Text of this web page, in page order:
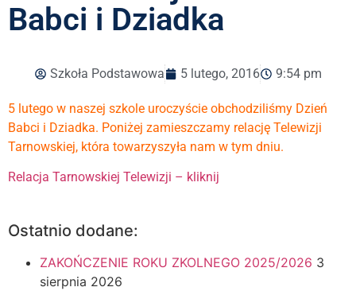
Babci i Dziadka
Szkoła Podstawowa 5 lutego, 2016 9:54 pm
5 lutego w naszej szkole uroczyście obchodziliśmy Dzień
Babci i Dziadka. Poniżej zamieszczamy relację Telewizji
Tarnowskiej, która towarzyszyła nam w tym dniu.
Relacja Tarnowskiej Telewizji – kliknij
Ostatnio dodane:
ZAKOŃCZENIE ROKU ZKOLNEGO 2025/2026 3
sierpnia 2026